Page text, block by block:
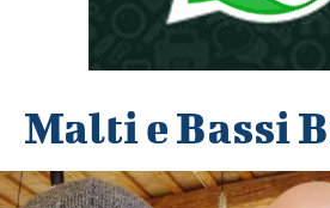
Malti e Bassi